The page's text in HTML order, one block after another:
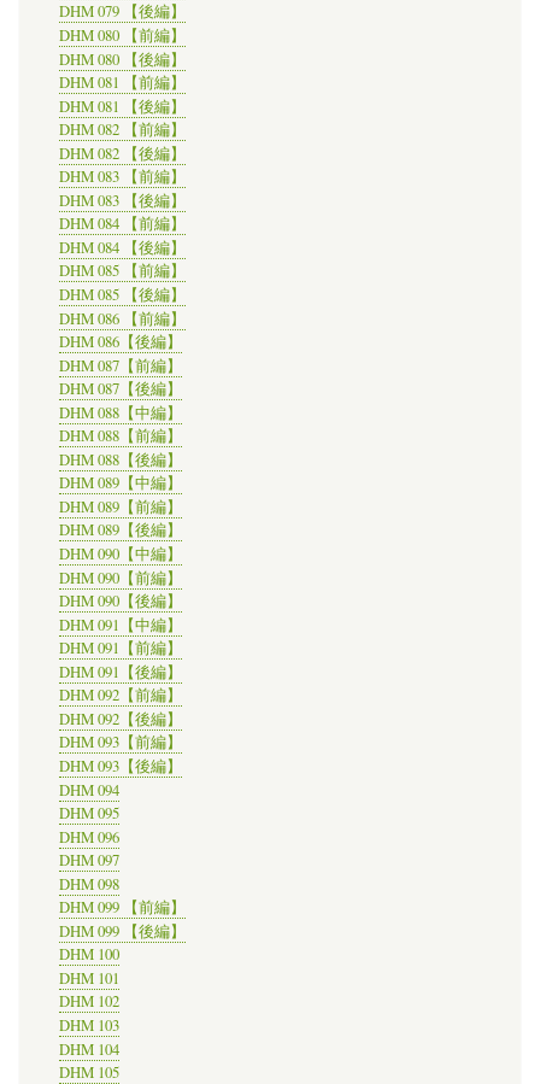
DHM 079 【後編】
DHM 080 【前編】
DHM 080 【後編】
DHM 081 【前編】
DHM 081 【後編】
DHM 082 【前編】
DHM 082 【後編】
DHM 083 【前編】
DHM 083 【後編】
DHM 084 【前編】
DHM 084 【後編】
DHM 085 【前編】
DHM 085 【後編】
DHM 086 【前編】
DHM 086【後編】
DHM 087【前編】
DHM 087【後編】
DHM 088【中編】
DHM 088【前編】
DHM 088【後編】
DHM 089【中編】
DHM 089【前編】
DHM 089【後編】
DHM 090【中編】
DHM 090【前編】
DHM 090【後編】
DHM 091【中編】
DHM 091【前編】
DHM 091【後編】
DHM 092【前編】
DHM 092【後編】
DHM 093【前編】
DHM 093【後編】
DHM 094
DHM 095
DHM 096
DHM 097
DHM 098
DHM 099 【前編】
DHM 099 【後編】
DHM 100
DHM 101
DHM 102
DHM 103
DHM 104
DHM 105